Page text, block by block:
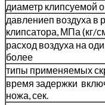
диаметр клипсуемой
давлениеп воздуха в
клипсатора, МПа (кг/
расход воздуха на
более
типы применяемых
время задержки
ножа, сек.